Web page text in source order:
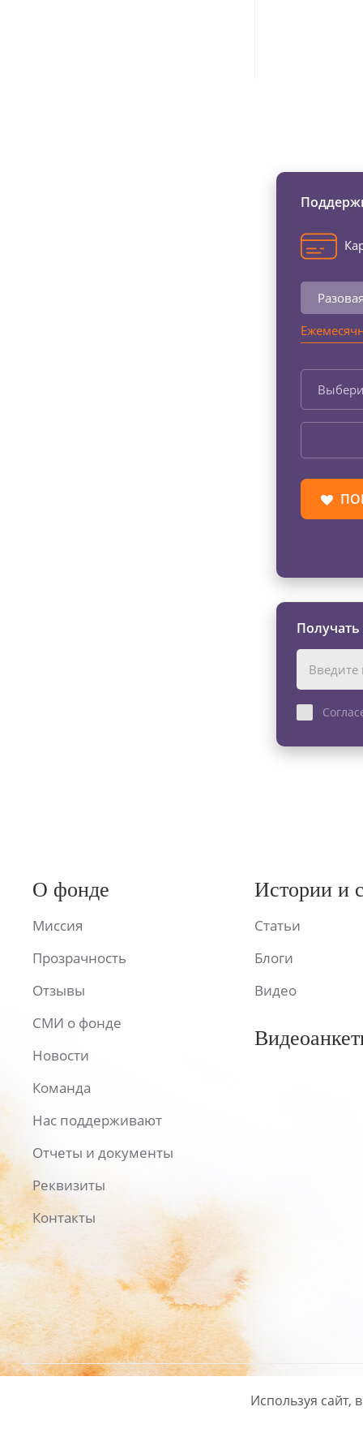
О фонде
Миссия
Прозрачность
Отзывы
СМИ о фонде
Новости
Команда
Нас поддерживают
Отчеты и документы
Реквизиты
Контакты
Истории и
Статьи
Блоги
Видео
Политика
Используя сайт,